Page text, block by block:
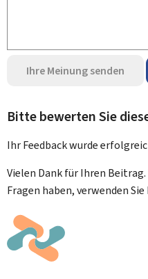
Ihre Meinung senden
Bitte bewerten Sie
Ihr Feedback wurde
Vielen Dank für Ihren
Fragen haben, verwenden